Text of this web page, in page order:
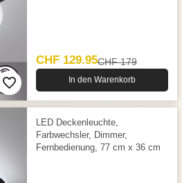
CHF 129.95CHF 179
In den Warenkorb
LED Deckenleuchte,
Farbwechsler, Dimmer,
Fernbedienung, 77 cm x 36 cm